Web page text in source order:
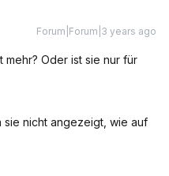
Forum|Forum|3 years ago
mehr? Oder ist sie nur für
nicht angezeigt, wie auf